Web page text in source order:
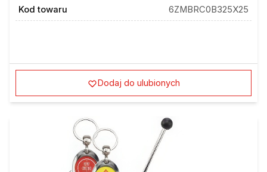
Kod towaru
6ZMBRC0B325X25
Dodaj do ulubionych